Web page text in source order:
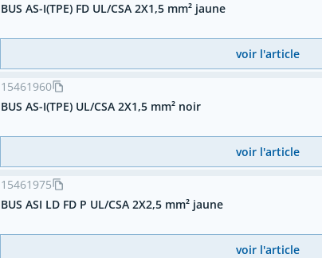
BUS AS-I(TPE) FD UL/CSA 2X1,5 mm² jaune
voir l'article
15461960
BUS AS-I(TPE) UL/CSA 2X1,5 mm² noir
voir l'article
15461975
BUS ASI LD FD P UL/CSA 2X2,5 mm² jaune
voir l'article